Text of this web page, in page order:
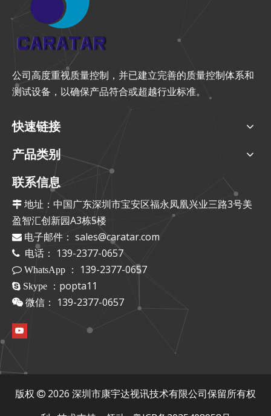
公司高度重视质量控制，并已建立完善的质量控制体系和
测试设备，以确保产品符合或超越行业标准。
快速链接
产品类别
联系信息
 地址：中国广东深圳市宝安区福永凤凰兴业三路3号美
盈智汇创新园A3栋5楼
 电子邮件： sales@caratar.com
 电话： 139-2377-0657
 WhatsApp ： 139-2377-0657
 Skype ：popta11
 微信： 139-2377-0657
版权  2026 深圳市康宇达视讯技术有限公司保留所有权